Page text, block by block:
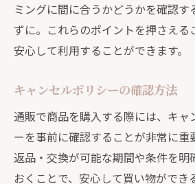
ミングに間に合うかどうかを確認す
ずに。これらのポイントを押さえる
安心して利用することができます。
キャンセルポリシーの確認方法
通販で商品を購入する際には、キャ
ーを事前に確認することが非常に重
返品・交換が可能な期間や条件を明
おくことで、安心して買い物ができ